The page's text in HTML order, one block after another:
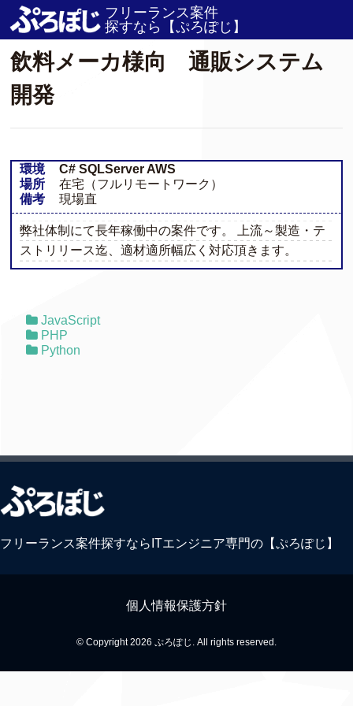
フリーランス案件
探すなら【ぷろぽじ】
ホーム / JOB / 飲料メーカ様向 通販システム開発
飲料メーカ様向 通販システム
開発
環境
C# SQLServer AWS
場所
在宅（フルリモートワーク）
備考
現場直
弊社体制にて長年稼働中の案件です。 上流～製造・テ
ストリリース迄、適材適所幅広く対応頂きます。
JavaScript
PHP
Python
フリーランス案件探すならITエンジニア専門の【ぷろぽじ】
個人情報保護方針
© Copyright 2026 ぷろぽじ. All rights reserved.